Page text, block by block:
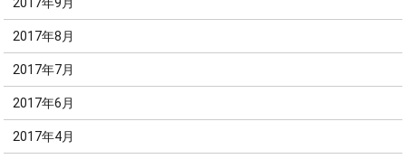
2017年8月
2017年7月
2017年6月
2017年4月